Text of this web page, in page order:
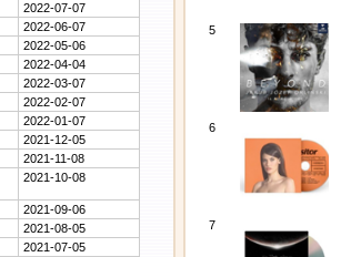
2022-07-07
2022-06-07
2022-05-06
2022-04-04
2022-03-07
2022-02-07
2022-01-07
2021-12-05
2021-11-08
2021-10-08
2021-09-06
2021-08-05
2021-07-05
5
6
7